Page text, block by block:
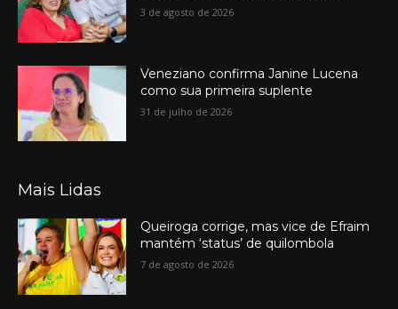
3 de agosto de 2026
Veneziano confirma Janine Lucena
como sua primeira suplente
31 de julho de 2026
Mais Lidas
Queiroga corrige, mas vice de Efraim
mantém ‘status’ de quilombola
7 de agosto de 2026